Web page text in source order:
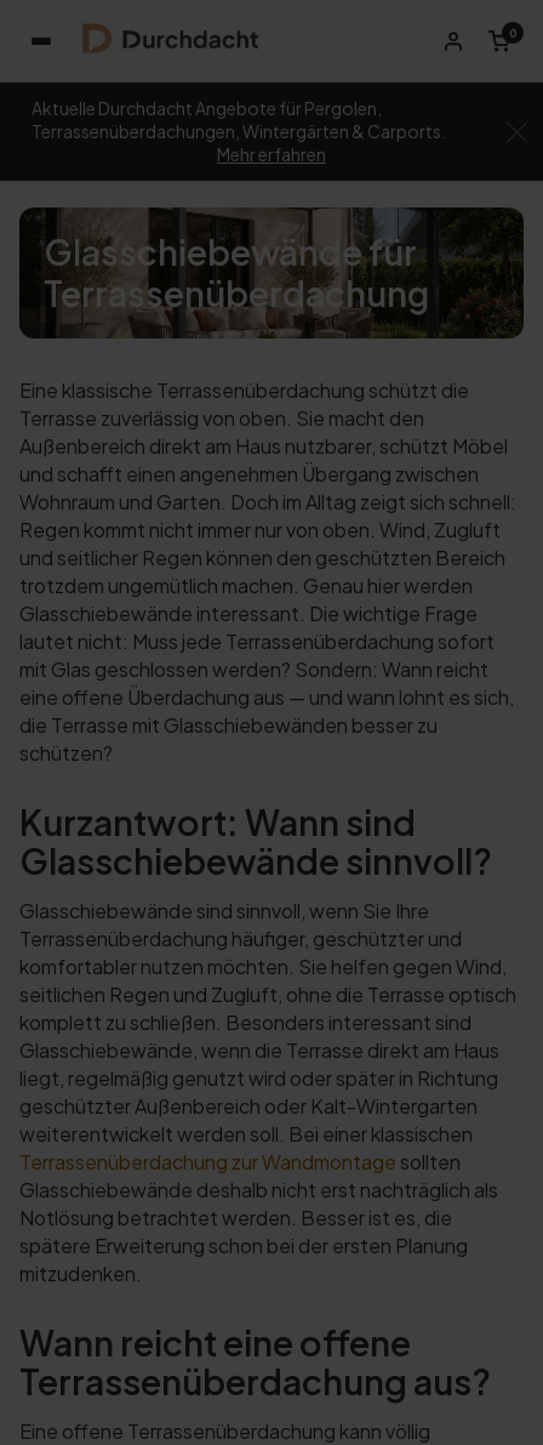
0
Aktuelle Durchdacht Angebote für Pergolen,
Terrassenüberdachungen, Wintergärten & Carports.
Mehr erfahren
Glasschiebewände für
Terrassenüberdachung
Eine klassische Terrassenüberdachung schützt die
Terrasse zuverlässig von oben. Sie macht den
Außenbereich direkt am Haus nutzbarer, schützt Möbel
und schafft einen angenehmen Übergang zwischen
Wohnraum und Garten. Doch im Alltag zeigt sich schnell:
Regen kommt nicht immer nur von oben. Wind, Zugluft
und seitlicher Regen können den geschützten Bereich
trotzdem ungemütlich machen. Genau hier werden
Glasschiebewände interessant. Die wichtige Frage
lautet nicht: Muss jede Terrassenüberdachung sofort
mit Glas geschlossen werden? Sondern: Wann reicht
eine offene Überdachung aus — und wann lohnt es sich,
die Terrasse mit Glasschiebewänden besser zu
schützen?
Kurzantwort: Wann sind
Glasschiebewände sinnvoll?
Glasschiebewände sind sinnvoll, wenn Sie Ihre
Terrassenüberdachung häufiger, geschützter und
komfortabler nutzen möchten. Sie helfen gegen Wind,
seitlichen Regen und Zugluft, ohne die Terrasse optisch
komplett zu schließen. Besonders interessant sind
Glasschiebewände, wenn die Terrasse direkt am Haus
liegt, regelmäßig genutzt wird oder später in Richtung
geschützter Außenbereich oder Kalt-Wintergarten
weiterentwickelt werden soll. Bei einer klassischen
Terrassenüberdachung zur Wandmontage sollten
Glasschiebewände deshalb nicht erst nachträglich als
Notlösung betrachtet werden. Besser ist es, die
spätere Erweiterung schon bei der ersten Planung
mitzudenken.
Wann reicht eine offene
Terrassenüberdachung aus?
Eine offene Terrassenüberdachung kann völlig